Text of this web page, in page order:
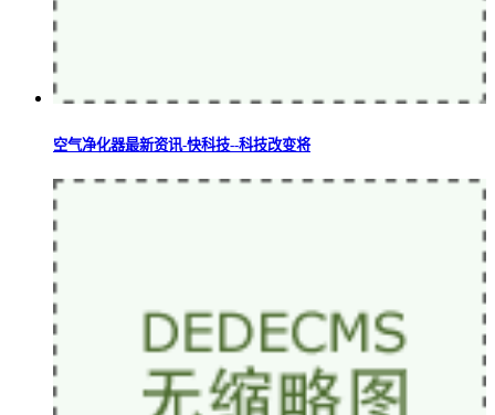
空气净化器最新资讯-快科技--科技改变将